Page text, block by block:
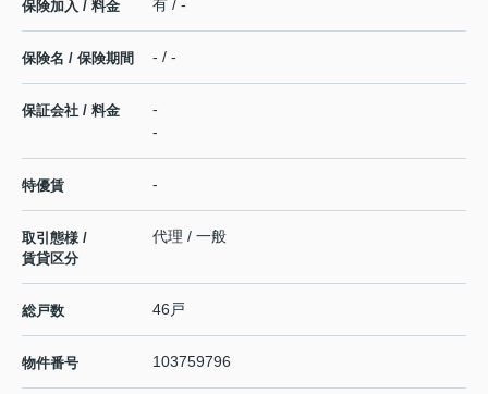
保険加入 / 料金 有 / -
保険名 / 保険期間 - / -
保証会社 / 料金
-
-
特優賃 -
取引態様 /
賃貸区分
代理 / 一般
総戸数 46戸
物件番号 103759796